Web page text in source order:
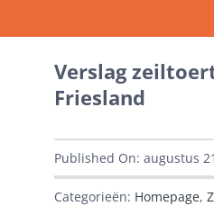
Verslag
Friesland
Published On: augustus
Categorieën: Homepage,